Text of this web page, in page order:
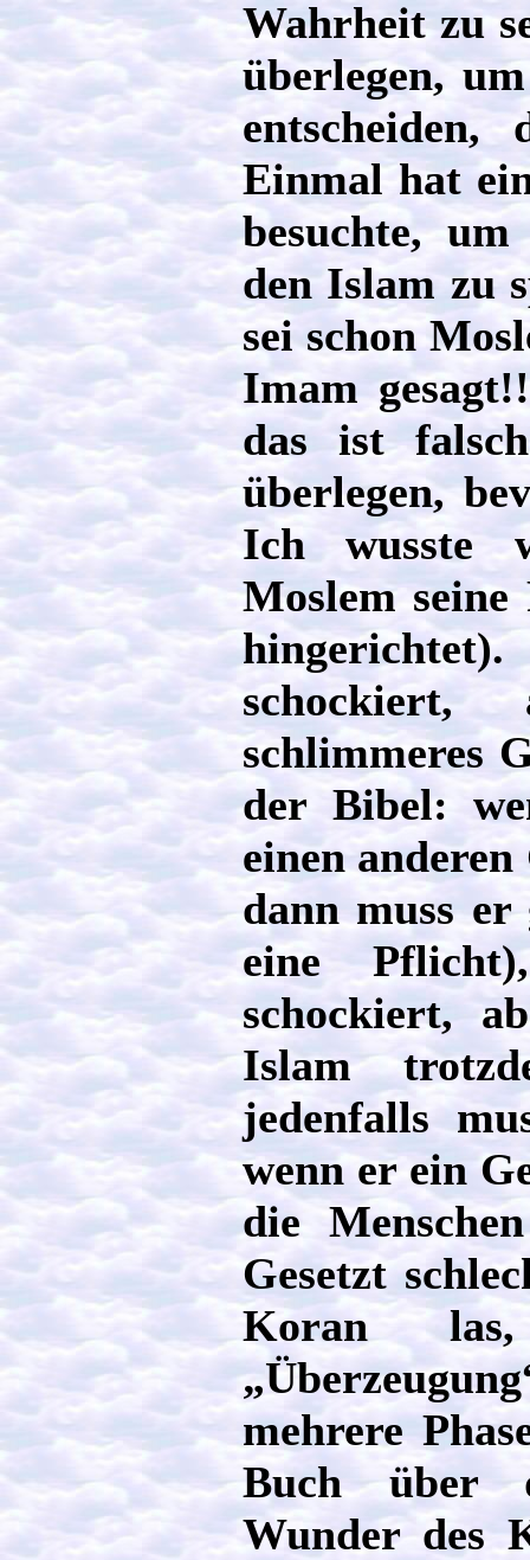
Wahrheit zu
überlegen,
Einmal hat
besuchte,
den Islam zu
sei schon
Imam
das ist
überlegen,
Ich wusste
Moslem
schlimmeres
der Bibel:
einen
dann muss er
eine
schockiert,
Islam
jedenfalls
wenn er ein
die
Gesetzt
Koran
mehrere
Buch über
Wunder des